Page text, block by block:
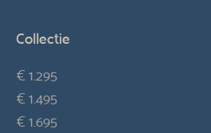
Collectie
€ 1.295
€ 1.495
€ 1.695